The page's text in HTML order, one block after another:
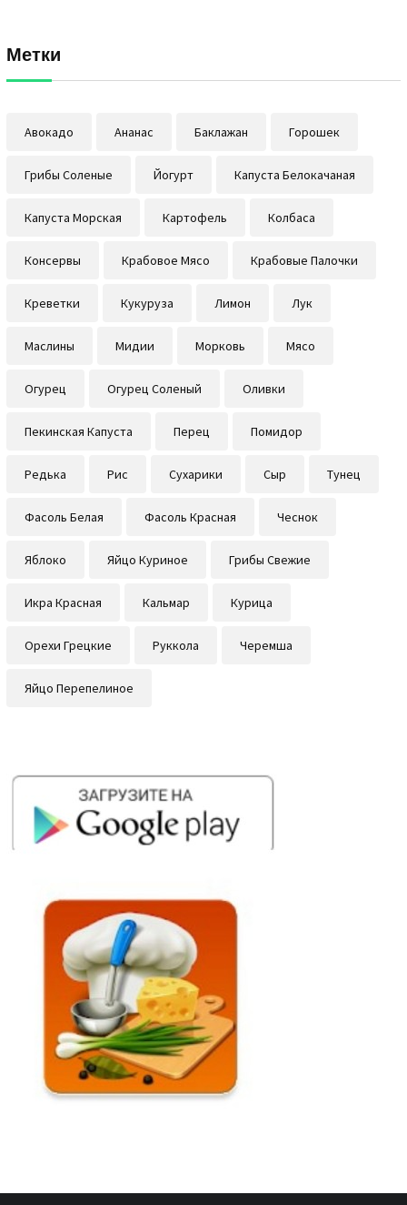
Метки
Авокадо Ананас Баклажан Горошек
Грибы Соленые Йогурт Капуста Белокачаная
Капуста Морская Картофель Колбаса
Консервы Крабовое Мясо Крабовые Палочки
Креветки Кукуруза Лимон Лук
Маслины Мидии Морковь Мясо
Огурец Огурец Соленый Оливки
Пекинская Капуста Перец Помидор
Редька Рис Сухарики Сыр Тунец
Фасоль Белая Фасоль Красная Чеснок
Яблоко Яйцо Куриное Грибы Свежие
Икра Красная Кальмар Курица
Орехи Грецкие Руккола Черемша
Яйцо Перепелиное